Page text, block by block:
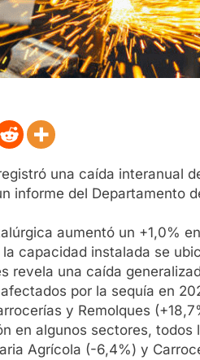
una caída interanual
informe del Departamento
aumentó un +1,0%
capacidad instalada se
revela una caída
por la sequía en
y Remolques
en algunos sectores,
Agrícola (-6,4%) y